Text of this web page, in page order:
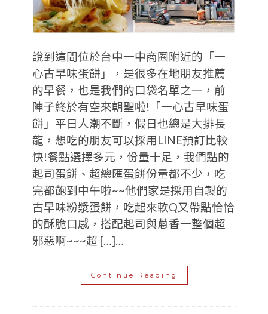
說到這間位於台中一中商圈附近的「一
心古早味蛋餅」，是很多在地朋友推薦
的早餐，也是我們的口袋名單之一，前
陣子終於有空來朝聖啦!「一心古早味蛋
餅」平日人潮不斷，假日也總是大排長
龍，想吃的朋友可以採用LINE預訂比較
快!餐點選擇多元，份量十足，我們點的
起司蛋餅、超總匯蛋餅份量都不少，吃
完都飽到中午啦~~他們家是採用自製的
古早味粉漿蛋餅，吃起來軟Q又帶點恰恰
的酥脆口感，搭配起司與蔥香一整個超
邪惡啊~~~超 […]…
Continue Reading